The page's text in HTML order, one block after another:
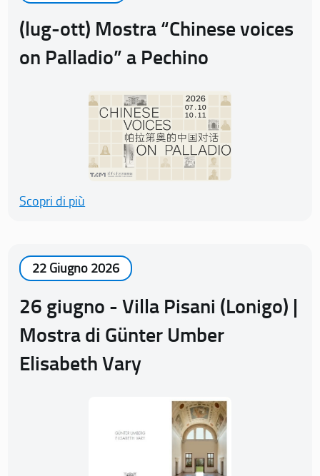
(lug-ott) Mostra “Chinese voices
on Palladio” a Pechino
Scopri di più
22 Giugno 2026
26 giugno - Villa Pisani (Lonigo) |
Mostra di Günter Umber
Elisabeth Vary